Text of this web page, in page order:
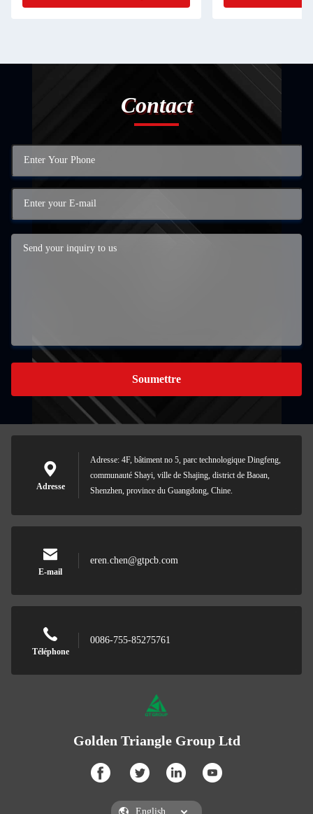
Contact
Soumettre
Adresse
Adresse: 4F, bâtiment no 5, parc technologique Dingfeng,
communauté Shayi, ville de Shajing, district de Baoan,
Shenzhen, province du Guangdong, Chine.
E-mail
eren.chen@gtpcb.com
Téléphone
0086-755-85275761
Golden Triangle Group Ltd